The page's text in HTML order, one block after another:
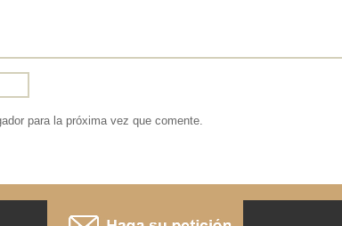
para la próxima vez que comente.